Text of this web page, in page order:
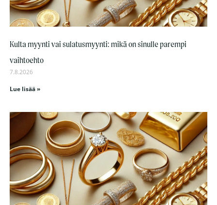
Kulta myynti vai sulatusmyynti: mikä on sinulle parempi
vaihtoehto
7.8.2026
Lue lisää »